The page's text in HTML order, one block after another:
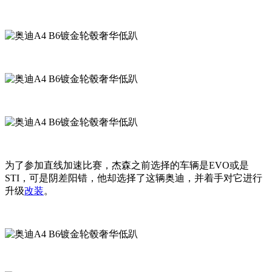
为了参加直线加速比赛，杰森之前选择的车辆是EVO或是
STI，可是阴差阳错，他却选择了这辆奥迪，并着手对它进行
升级改装。